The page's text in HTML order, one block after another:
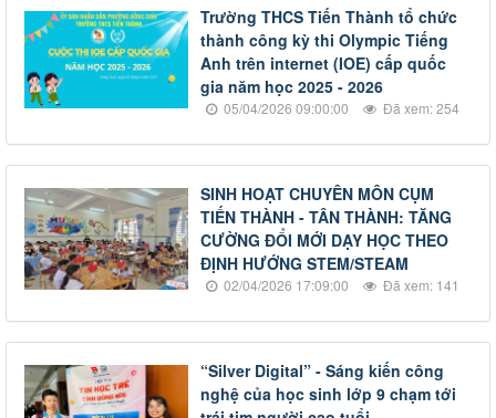
Trường THCS Tiến Thành tổ chức
thành công kỳ thi Olympic Tiếng
Anh trên internet (IOE) cấp quốc
gia năm học 2025 - 2026
05/04/2026 09:00:00 Đã xem: 254
SINH HOẠT CHUYÊN MÔN CỤM
TIẾN THÀNH - TÂN THÀNH: TĂNG
CƯỜNG ĐỔI MỚI DẠY HỌC THEO
ĐỊNH HƯỚNG STEM/STEAM
02/04/2026 17:09:00 Đã xem: 141
“Silver Digital” - Sáng kiến công
nghệ của học sinh lớp 9 chạm tới